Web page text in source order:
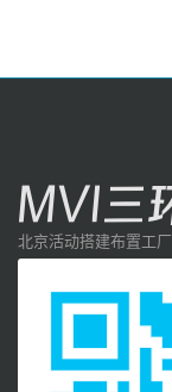
北京活动搭建布置工厂